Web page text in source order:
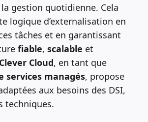
gestion quotidienne. Cela
logique d’externalisation en
tâches et en garantissant
fiable, scalable et
Clever Cloud, en tant que
services managés, propose
aux besoins des DSI,
techniques.